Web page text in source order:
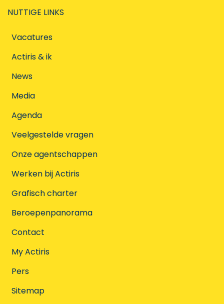
NUTTIGE LINKS
Vacatures
Actiris & ik
News
Media
Agenda
Veelgestelde vragen
Onze agentschappen
Werken bij Actiris
Grafisch charter
Beroepenpanorama
Contact
My Actiris
Pers
Sitemap